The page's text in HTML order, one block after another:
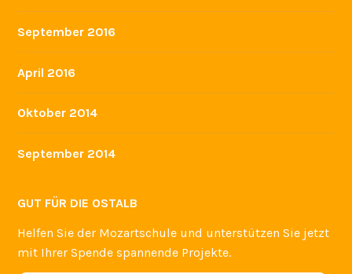
September 2016
April 2016
Oktober 2014
September 2014
GUT FÜR DIE OSTALB
Helfen Sie der Mozartschule und unterstützen Sie jetzt
mit Ihrer Spende spannende Projekte.